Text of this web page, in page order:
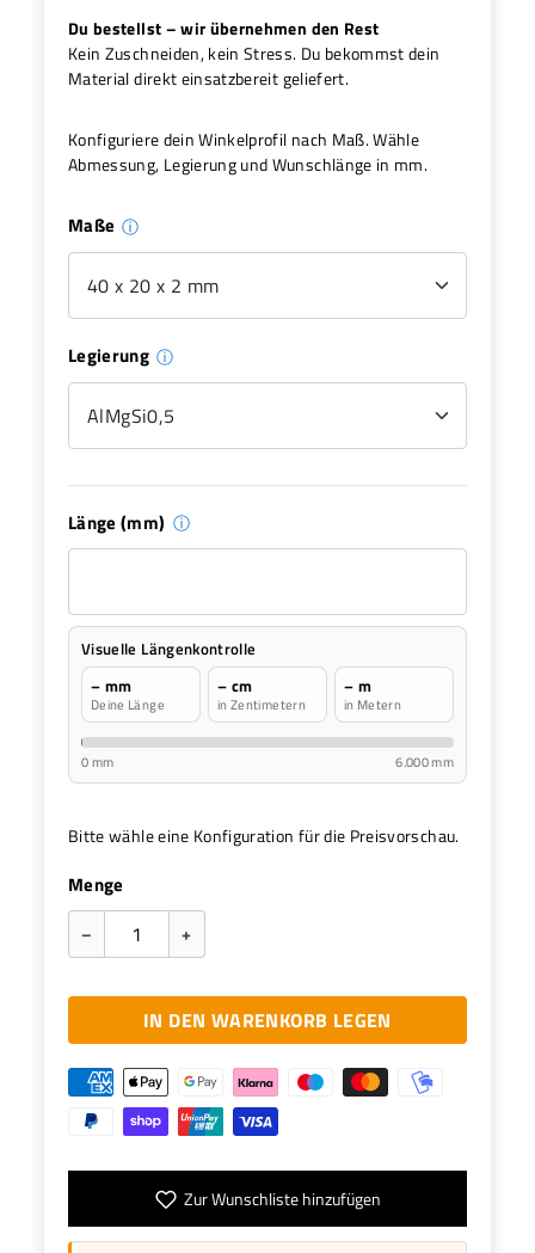
Du bestellst – wir übernehmen den Rest
Kein Zuschneiden, kein Stress. Du bekommst dein
Material direkt einsatzbereit geliefert.
Konfiguriere dein Winkelprofil nach Maß. Wähle
Abmessung, Legierung und Wunschlänge in mm.
Maße ⓘ
Legierung ⓘ
Länge (mm) ⓘ
Visuelle Längenkontrolle
– mm
Deine Länge
– cm
in Zentimetern
– m
in Metern
0 mm 6.000 mm
Bitte wähle eine Konfiguration für die Preisvorschau.
Menge
– +
IN DEN WARENKORB LEGEN
Zur Wunschliste hinzufügen